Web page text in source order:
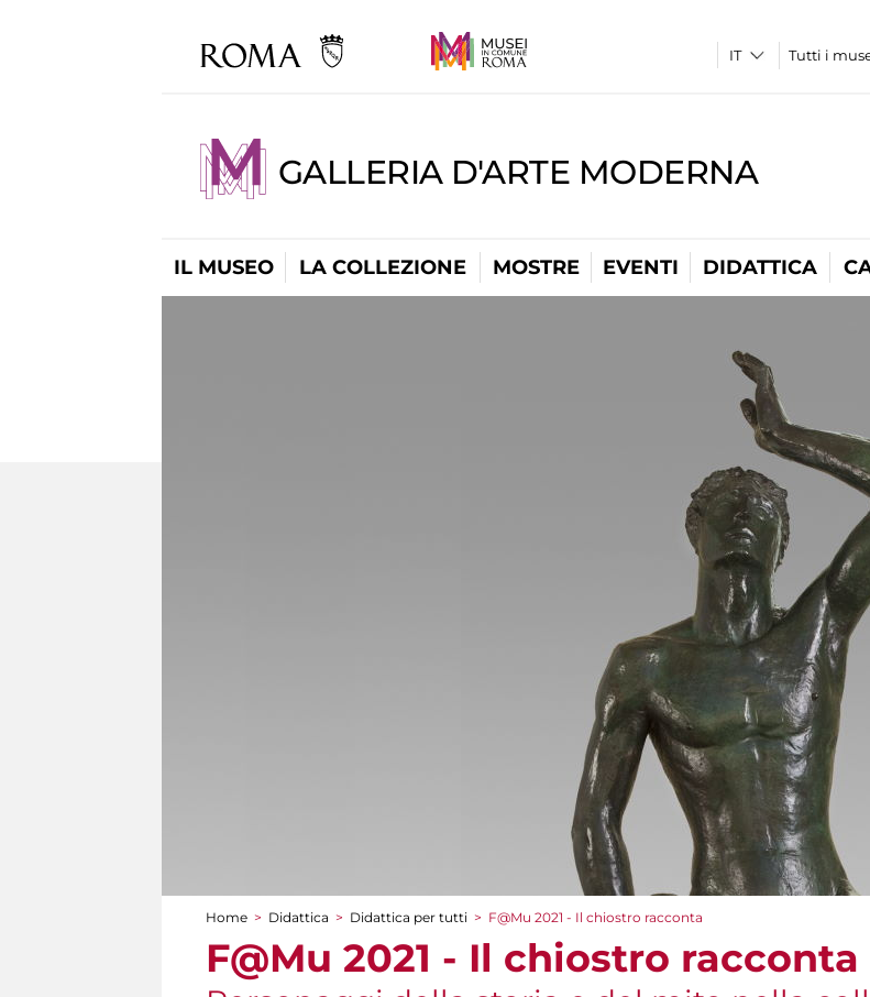
Tutti i
GALLERIA D'ARTE MODERNA
IL MUSEO LA COLLEZIONE MOSTRE EVENTI DIDATTICA
Tu sei qui
Home > Didattica > Didattica per tutti > F@Mu 2021 - Il chiostro racconta
F@Mu 2021 - Il chiostro racconta